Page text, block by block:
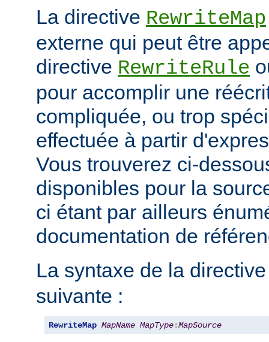
La directive RewriteMap
externe qui peut être
directive RewriteRule
pour accomplir une
compliquée, ou trop
effectuée à partir
Vous trouverez ci-
disponibles pour la
ci étant par ailleurs
documentation de
La syntaxe de la
suivante :
RewriteMap MapName MapType:MapSource